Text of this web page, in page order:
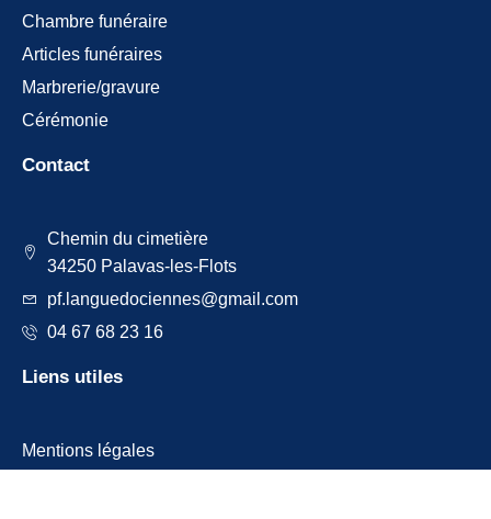
Chambre funéraire
Articles funéraires
Marbrerie/gravure
Cérémonie
Contact
Chemin du cimetière
34250 Palavas-les-Flots
pf.languedociennes@gmail.com
04 67 68 23 16
Liens utiles
Mentions légales